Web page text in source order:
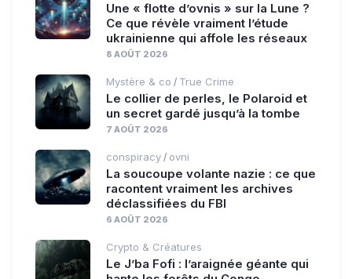
Une « flotte d’ovnis » sur la Lune ?
Ce que révèle vraiment l’étude
ukrainienne qui affole les réseaux
8 AOÛT 2026
Mystère & co / True Crime
Le collier de perles, le Polaroid et
un secret gardé jusqu’à la tombe
7 AOÛT 2026
conspiracy / ovni
La soucoupe volante nazie : ce que
racontent vraiment les archives
déclassifiées du FBI
6 AOÛT 2026
Crypto & Créatures
Le J’ba Fofi : l’araignée géante qui